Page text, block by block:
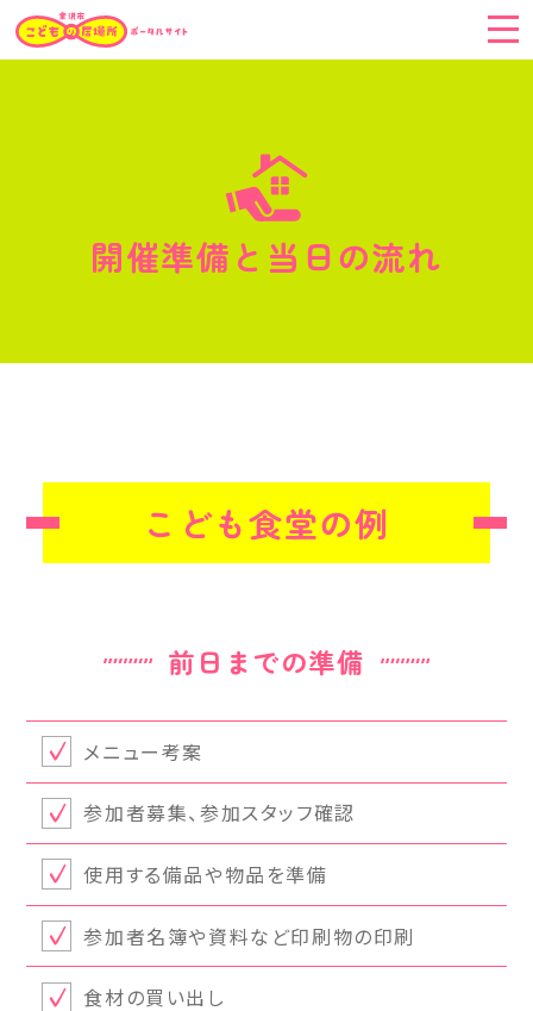
いきたい！
こどもの居場所を
つくりたい！
つづけたい！
応援したい！
開催準備と当日の流れ
こども食堂の例
前日までの準備
メニュー考案
参加者募集、参加スタッフ確認
使用する備品や物品を準備
参加者名簿や資料など印刷物の印刷
食材の買い出し